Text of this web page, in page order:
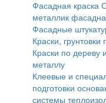
Фасадная краска
металлик
Фасадные
Краски,
Краски по дереву
металлу
Клеевые и
подготовки
системы